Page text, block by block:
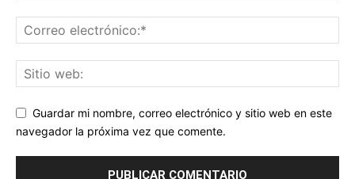
Guardar mi nombre, correo electrónico y sitio web en este
navegador la próxima vez que comente.